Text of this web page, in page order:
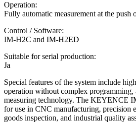
Operation:
Fully automatic measurement at the push
Control / Software:
IM-H2C and IM-H2ED
Suitable for serial production:
Ja
Special features of the system include
operation without complex programming,
measuring technology. The KEYENCE
for use in CNC manufacturing, precision
goods inspection, and industrial quality